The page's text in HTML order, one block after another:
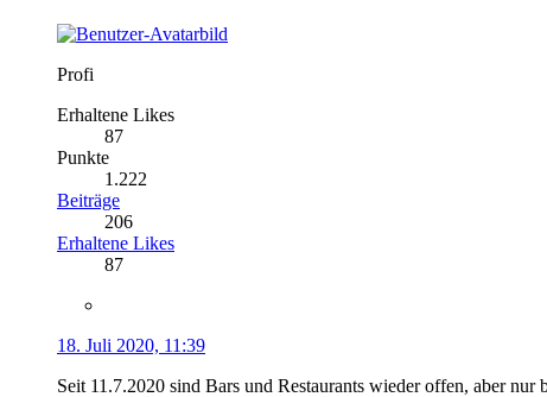
Profi
Erhaltene Likes
87
Punkte
1.222
Beiträge
206
Erhaltene Likes
87
18. Juli 2020, 11:39
Seit 11.7.2020 sind Bars und Restaurants wieder offen, aber nur